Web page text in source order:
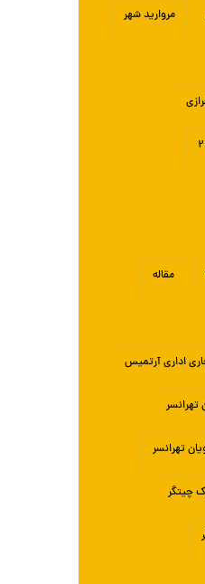
مروارید شهر
مقاله
اداری آرتمیس
تهرانسر
تهرانسر